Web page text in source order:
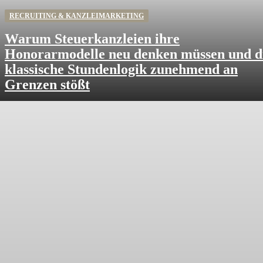
RECRUITING & KANZLEIMARKETING
Warum Steuerkanzleien ihre
Honorarmodelle neu denken müssen und
klassische Stundenlogik zunehmend an
Grenzen stößt